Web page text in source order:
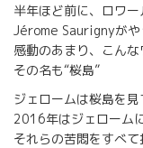
半年ほど前に、ロワ
Jérome Saurignyがや
感動のあまり、こんな
その名も“桜島”
ジェロームは桜島を見
2016年はジェローム
それらの苦悶をすべ